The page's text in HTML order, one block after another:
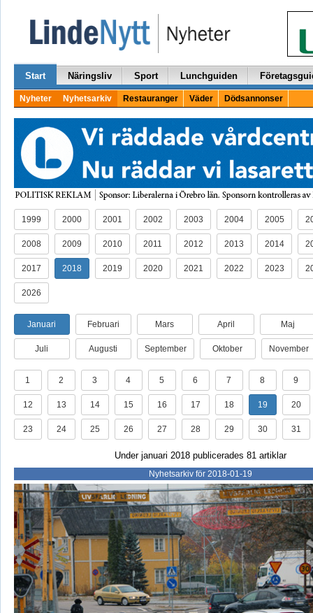
Start Näringsliv Sport Lunchguiden
Nyheter Nyhetsarkiv Restauranger Väder Dödsannonser
1999 2000 2001 2002 2003 2004 2005
2008 2009 2010 2011 2012 2013 2014
2017 2018 2019 2020 2021 2022 2023
2026
Januari Februari Mars April Maj
Juli Augusti September Oktober November
1 2 3 4 5 6 7 8 9
12 13 14 15 16 17 18 19 20
23 24 25 26 27 28 29 30 31
Under januari 2018 publicerades 81 artiklar
Nyhetsarkiv för 2018-01-19